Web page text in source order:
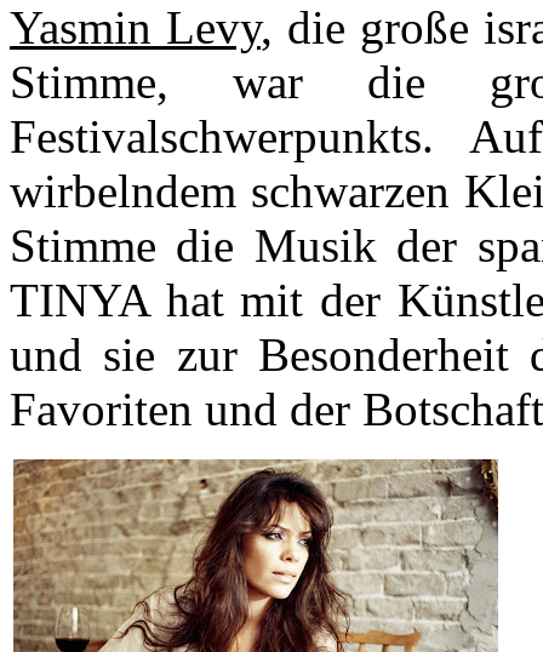
Yasmin Levy, die große
Stimme, war die
Festivalschwerpunkts.
wirbelndem schwarzen
Stimme die Musik der
TINYA hat mit der
und sie zur Besonderheit
Favoriten und der